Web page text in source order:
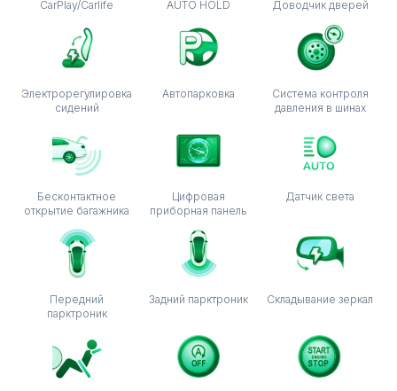
CarPlay/Carlife AUTO HOLD Доводчик дверей
Электрорегулировка
сидений
Автопарковка
Система контроля
давления в шинах
Бесконтактное
открытие багажника
Цифровая
приборная панель
Датчик света
Передний
парктроник
Задний парктроник Складывание зеркал